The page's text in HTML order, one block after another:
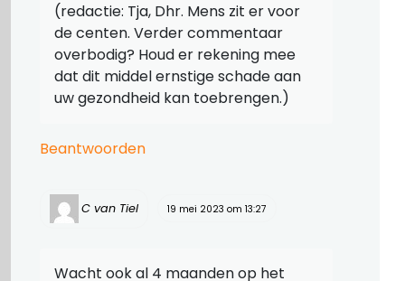
(redactie: Tja, Dhr. Mens zit er voor
de centen. Verder commentaar
overbodig? Houd er rekening mee
dat dit middel ernstige schade aan
uw gezondheid kan toebrengen.)
Beantwoorden
C van Tiel 19 mei 2023 om 13:27
Wacht ook al 4 maanden op het